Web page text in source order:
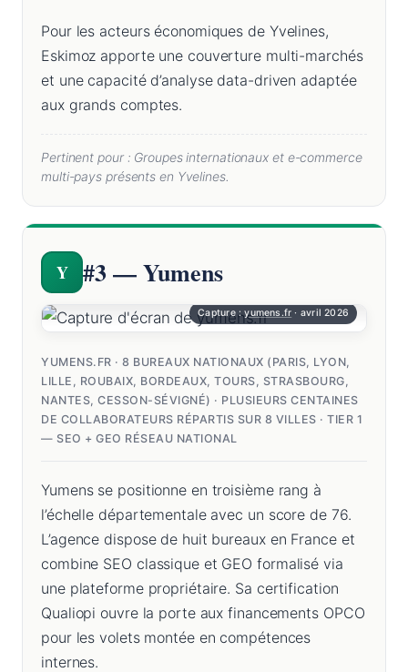
Pour les acteurs économiques de Yvelines,
Eskimoz apporte une couverture multi-marchés
et une capacité d’analyse data-driven adaptée
aux grands comptes.
Pertinent pour : Groupes internationaux et e-commerce
multi-pays présents en Yvelines.
Y #3 — Yumens
Capture :yumens.fr · avril 2026
YUMENS.FR · 8 BUREAUX NATIONAUX (PARIS, LYON,
LILLE, ROUBAIX, BORDEAUX, TOURS, STRASBOURG,
NANTES, CESSON-SÉVIGNÉ) · PLUSIEURS CENTAINES
DE COLLABORATEURS RÉPARTIS SUR 8 VILLES · TIER 1
— SEO + GEO RÉSEAU NATIONAL
Yumens se positionne en troisième rang à
l’échelle départementale avec un score de 76.
L’agence dispose de huit bureaux en France et
combine SEO classique et GEO formalisé via
une plateforme propriétaire. Sa certification
Qualiopi ouvre la porte aux financements OPCO
pour les volets montée en compétences
internes.